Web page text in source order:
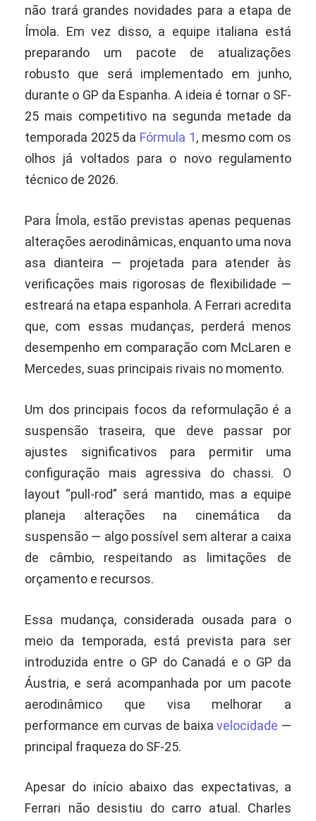
não trará grandes novidades para a etapa de
Ímola. Em vez disso, a equipe italiana está
preparando um pacote de atualizações
robusto que será implementado em junho,
durante o GP da Espanha. A ideia é tornar o SF-
25 mais competitivo na segunda metade da
temporada 2025 da Fórmula 1, mesmo com os
olhos já voltados para o novo regulamento
técnico de 2026.
Para Ímola, estão previstas apenas pequenas
alterações aerodinâmicas, enquanto uma nova
asa dianteira — projetada para atender às
verificações mais rigorosas de flexibilidade —
estreará na etapa espanhola. A Ferrari acredita
que, com essas mudanças, perderá menos
desempenho em comparação com McLaren e
Mercedes, suas principais rivais no momento.
Um dos principais focos da reformulação é a
suspensão traseira, que deve passar por
ajustes significativos para permitir uma
configuração mais agressiva do chassi. O
layout “pull-rod” será mantido, mas a equipe
planeja alterações na cinemática da
suspensão — algo possível sem alterar a caixa
de câmbio, respeitando as limitações de
orçamento e recursos.
Essa mudança, considerada ousada para o
meio da temporada, está prevista para ser
introduzida entre o GP do Canadá e o GP da
Áustria, e será acompanhada por um pacote
aerodinâmico que visa melhorar a
performance em curvas de baixavelocidade —
principal fraqueza do SF-25.
Apesar do início abaixo das expectativas, a
Ferrari não desistiu do carro atual. Charles